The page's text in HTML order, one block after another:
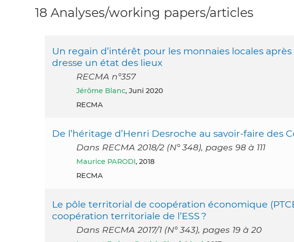
18 Analyses/working papers/articles
Un regain d’intérêt pour les monnaies locales
dresse un état des lieux
RECMA n°357
Jérôme Blanc, Juni 2020
RECMA
De l’héritage d’Henri Desroche au savoir-faire des
Dans RECMA 2018/2 (N° 348), pages 98 à 111
Maurice PARODI, 2018
RECMA
Le pôle territorial de coopération économique
coopération territoriale de l’ESS ?
Dans RECMA 2017/1 (N° 343), pages 19 à 20